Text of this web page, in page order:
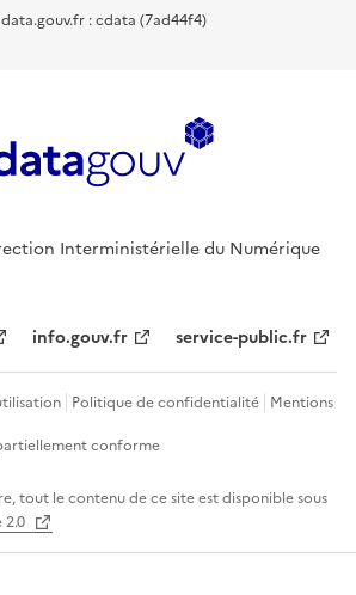
: cdata (7ad44f4)
Interministérielle du Numérique
info.gouv.fr service-public.fr
Politique de confidentialité Mentions
conforme
tout le contenu de ce site est disponible sous
2.0